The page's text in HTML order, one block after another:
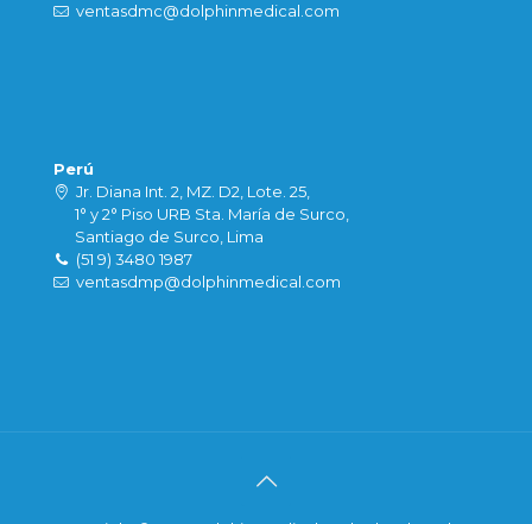
ventasdmc@dolphinmedical.com
Perú
Jr. Diana Int. 2, MZ. D2, Lote. 25,
1° y 2° Piso URB Sta. María de Surco,
Santiago de Surco, Lima
(51 9) 3480 1987
ventasdmp@dolphinmedical.com